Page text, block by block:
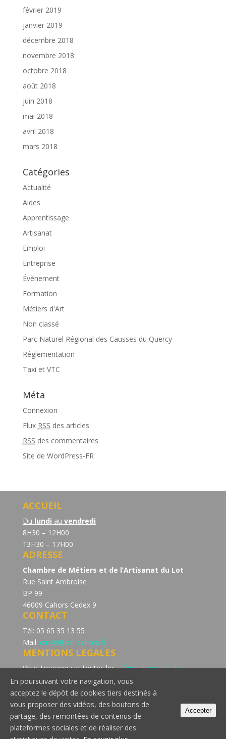
février 2019
janvier 2019
décembre 2018
novembre 2018
octobre 2018
août 2018
juin 2018
mai 2018
avril 2018
mars 2018
Catégories
Actualité
Aides
Apprentissage
Artisanat
Emploi
Entreprise
Évènement
Formation
Métiers d'Art
Non classé
Parc Naturel Régional des Causses du Quercy
Réglementation
Taxi et VTC
Méta
Connexion
Flux RSS des articles
RSS des commentaires
Site de WordPress-FR
ACCUEIL
Du lundi au vendredi
8H30 – 12H00
13H30 – 17H00
ADRESSE
Chambre de Métiers et de l’Artisanat du Lot
Rue Saint Ambroise
BP 99
46009 Cahors Cedex 9
CONTACT
Tél: 05 65 35 13 55
Mail: cm46@cm-cahors.fr
MENTIONS LEGALES
Vous trouverez ici toutes lesinformations légales
concernant la politique de confidentialité du site de la
Chambre de Métiers et de l’Artisanat du Lot.
Consultez notre page dédiée à lapolitique de cookie
En poursuivant votre navigation, vous
acceptez le dépôt de cookies tiers destinés à
vous proposer des vidéos, des boutons de
partage, des remontées de contenus de
plateformes sociales et de réaliser des
Accepter